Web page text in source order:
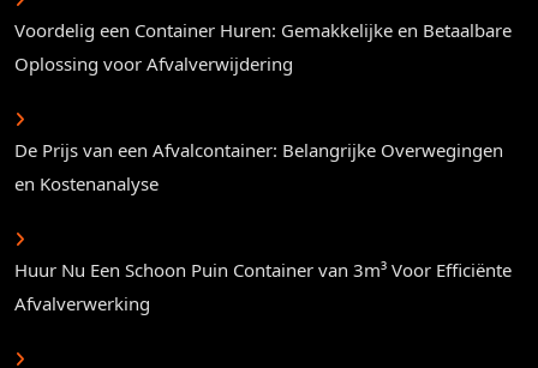
Voordelig een Container Huren: Gemakkelijke en Betaalbare
Oplossing voor Afvalverwijdering
De Prijs van een Afvalcontainer: Belangrijke Overwegingen
en Kostenanalyse
Huur Nu Een Schoon Puin Container van 3m³ Voor Efficiënte
Afvalverwerking